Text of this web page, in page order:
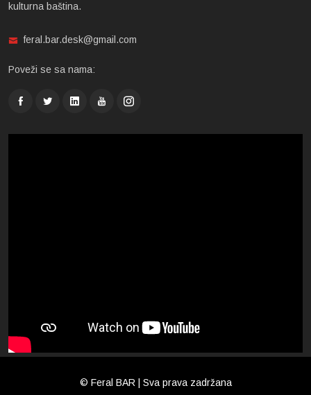
kulturna baština.
feral.bar.desk@gmail.com
Poveži se sa nama:
© Feral BAR | Sva prava zadržana